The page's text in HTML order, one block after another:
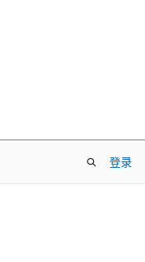
登录